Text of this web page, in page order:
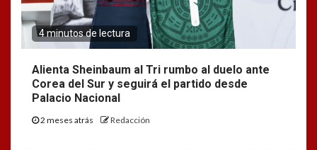
4 minutos de lectura
Alienta Sheinbaum al Tri rumbo al duelo ante
Corea del Sur y seguirá el partido desde
Palacio Nacional
2 meses atrás Redacción